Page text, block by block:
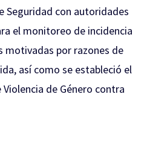
Seguridad con autoridades
el monitoreo de incidencia
motivadas por razones de
así como se estableció el
de Género contra